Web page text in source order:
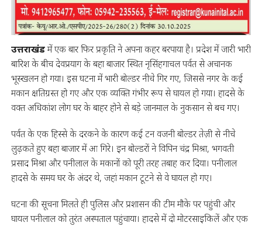
उत्तराखंडमें एक बार फिर प्रकृति ने अपना कहर बरपाया है। प्रदेश में जारी भारी
बारिश के बीच देवप्रयाग के बहा बाजार स्थित नृसिंहगाचल पर्वत से अचानक
भूस्खलन हो गया। इस घटना में भारी बोल्डर नीचे गिर गए, जिससे नगर के कई
मकान क्षतिग्रस्त हो गए और एक व्यक्ति गंभीर रूप से घायल हो गया। हादसे के
वक्त अधिकांश लोग घर के बाहर होने से बड़े जानमाल के नुकसान से बच गए।
पर्वत के एक हिस्से के दरकने के कारण कई टन वजनी बोल्डर तेज़ी से नीचे
लुढ़कते हुए बहा बाजार में आ गिरे। इन बोल्डरों ने विपिन चंद्र मिश्रा, भगवती
प्रसाद मिश्रा और पनीलाल के मकानों को पूरी तरह तबाह कर दिया। पनीलाल
हादसे के समय घर के अंदर थे, जहां मकान टूटने से वे घायल हो गए।
घटना की सूचना मिलते ही पुलिस और प्रशासन की टीम मौके पर पहुंची और
घायल पनीलाल को तुरंत अस्पताल पहुंचाया। हादसे में दो मोटरसाइकिलें और एक